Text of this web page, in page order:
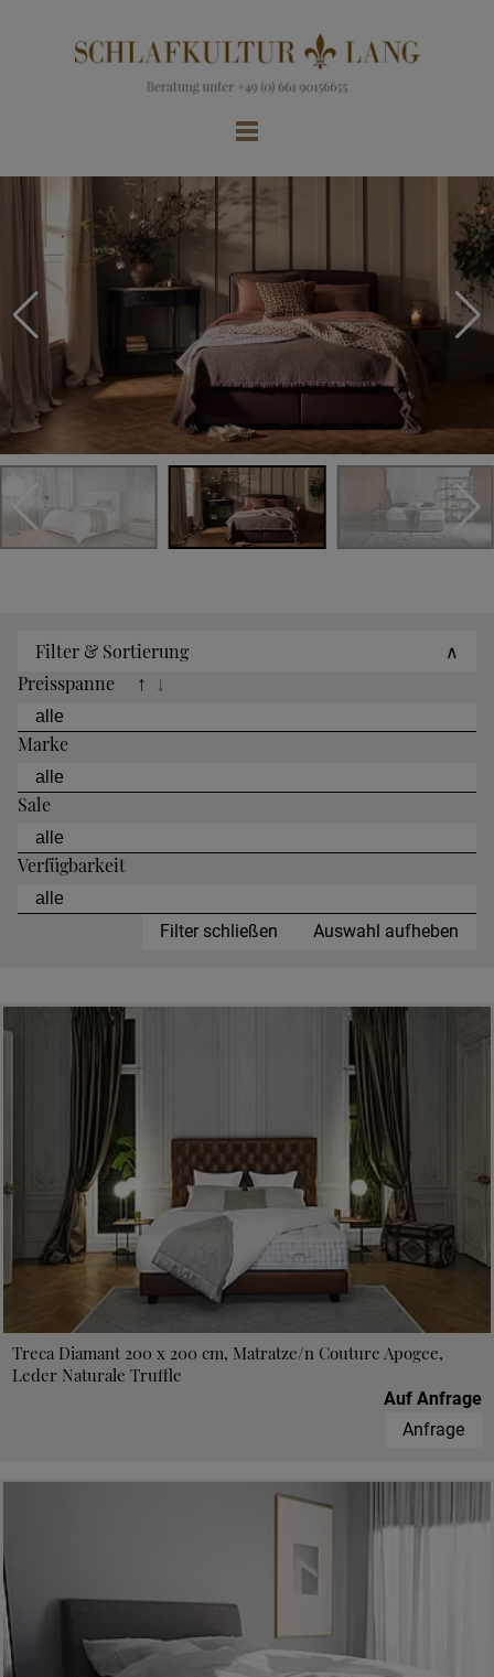
Filter & Sortierung
∧
Preisspanne
↑ ↓
Marke
Sale
Verfügbarkeit
Filter schließen Auswahl aufheben
Treca Diamant 200 x 200 cm, Matratze/n Couture Apogee,
Leder Naturale Truffle
Auf Anfrage
Anfrage